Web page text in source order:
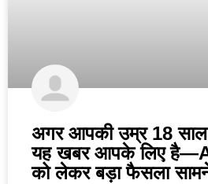
अगर आपकी उम्र 18 साल
यह खबर आपके लिए
को लेकर बड़ा फैसला